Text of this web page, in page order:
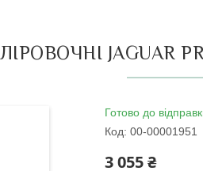
JAGUAR
Готово до
Код: 00-00001951
3 055 ₴